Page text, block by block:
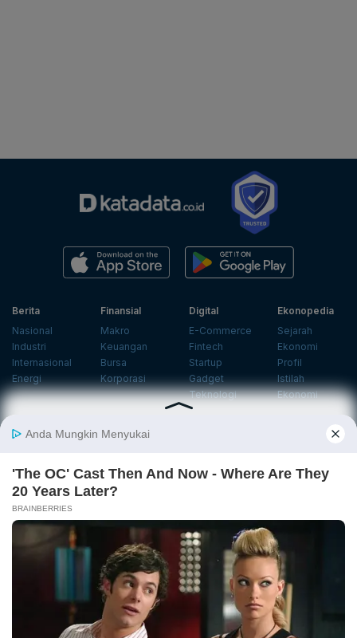
Berita
Nasional
Industri
Internasional
Energi
Finansial
Makro
Keuangan
Bursa
Korporasi
Digital
E-Commerce
Fintech
Startup
Gadget
Teknologi
Ekonopedia
Sejarah
Ekonomi
Profil
Istilah
Ekonomi
Hijau
Ekonomi
Sirkular
Hijau
Data
Analisis
Cek Data
Opini
Khusus
Katalogue